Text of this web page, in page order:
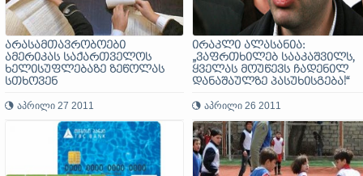
არასამთავრობოები
ამერიკას საქართველოს
ხელისუფლებაზე ზეწოლას
სთხოვენ
აპრილი 27 2011
ირაკლი ალასანია:
„ვაფრთხილებ სააკაშვილს,
ყველას მოუწევს ჩადენილ
დანაშაულზე პასუხისგება!“
აპრილი 26 2011